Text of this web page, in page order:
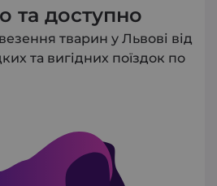
та доступно
тварин у Львові від
та вигідних поїздок по